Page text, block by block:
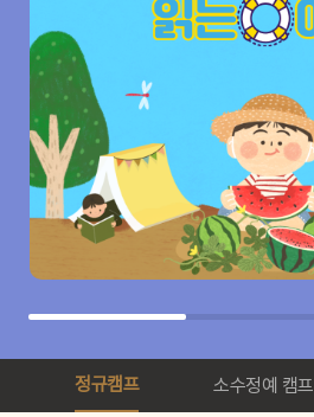
정규캠프 소수정예 캠프